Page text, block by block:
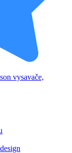
vysavače,